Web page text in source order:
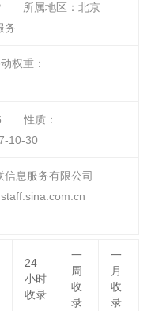
所属地区：北京
务
权重：
性质：
10-30
息服务有限公司
24
小时
收录
一
周
收
录
一
月
收
录